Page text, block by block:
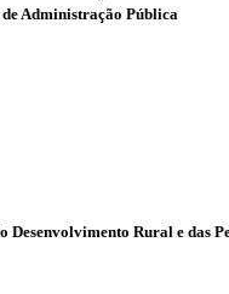
de Administração Pública
Rural e das